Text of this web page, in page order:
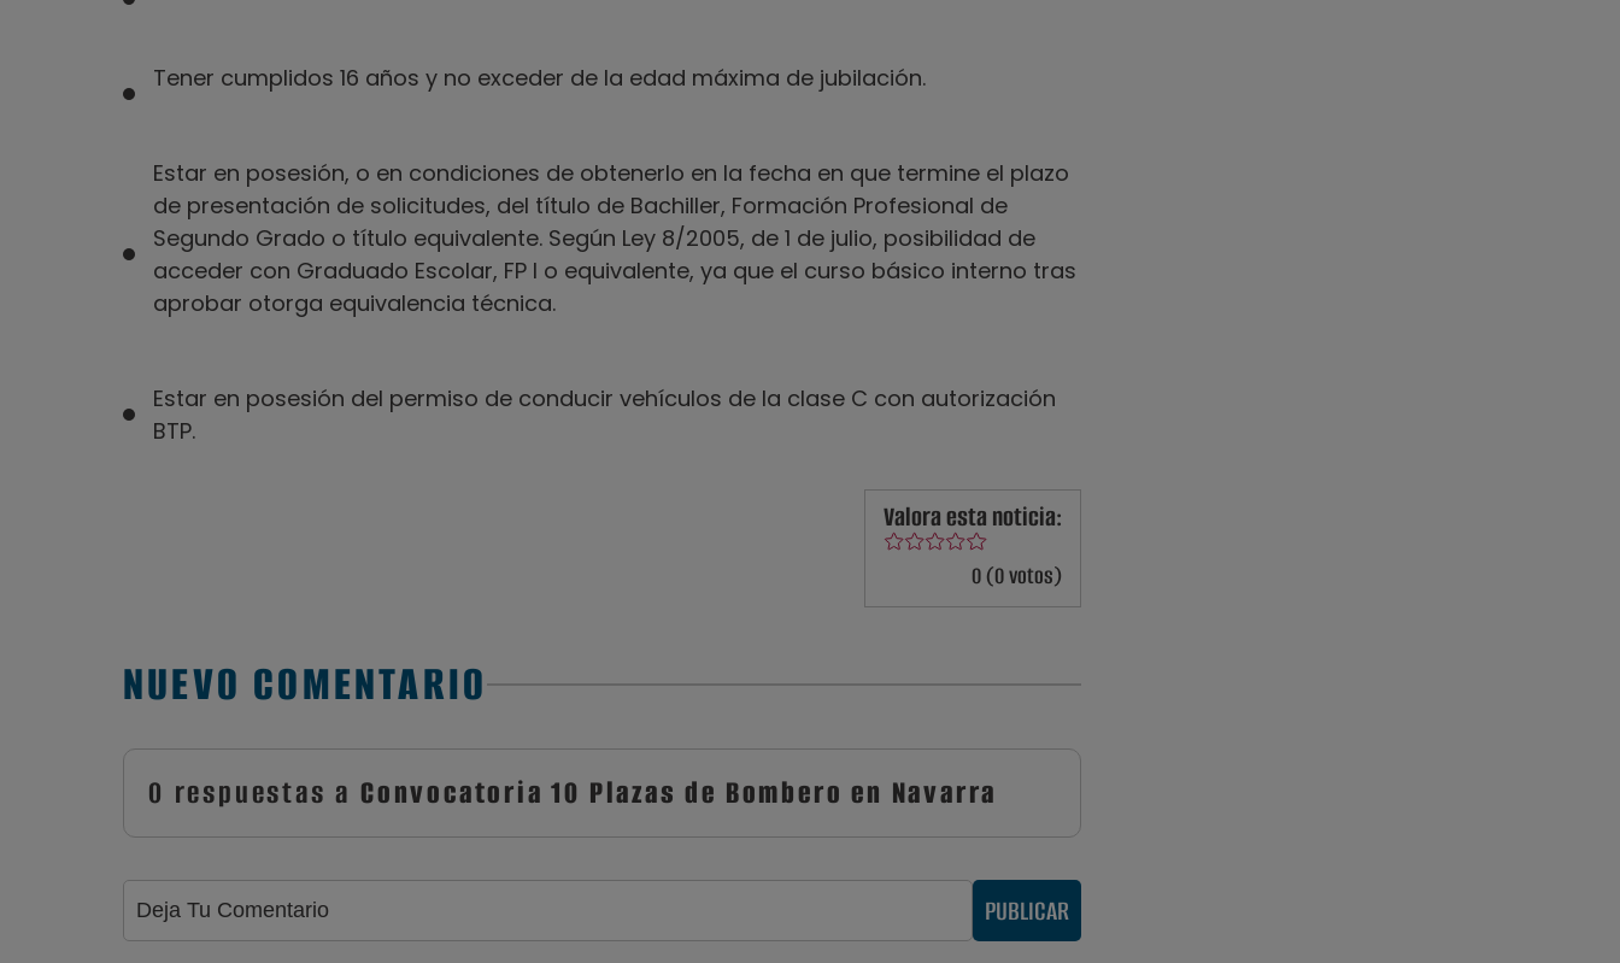
Tener cumplidos 16 años y no exceder de la edad máxima de jubilación.
Estar en posesión, o en condiciones de obtenerlo en la fecha en que termine el plazo
de presentación de solicitudes, del título de Bachiller, Formación Profesional de
Segundo Grado o título equivalente. Según Ley 8/2005, de 1 de julio, posibilidad de
acceder con Graduado Escolar, FP I o equivalente, ya que el curso básico interno tras
aprobar otorga equivalencia técnica.
Estar en posesión del permiso de conducir vehículos de la clase C con autorización
BTP.
Valora esta noticia:
0 (0 votos)
NUEVO COMENTARIO
0 respuestas a Convocatoria 10 Plazas de Bombero en Navarra
PUBLICAR